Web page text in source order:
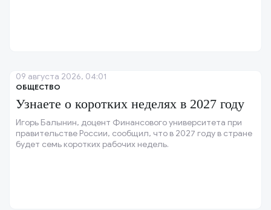
ОБЩЕСТВО
Узнаете о коротких неделях в 2027 году
Игорь Балынин, доцент Финансового университета при
правительстве России, сообщил, что в 2027 году в стране
будет семь коротких рабочих недель.
09 августа 2026, 04:01